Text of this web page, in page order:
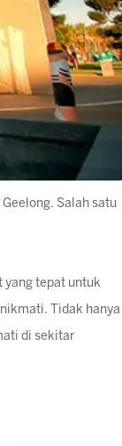
Salah satu
yang tepat untuk
Tidak hanya
di sekitar